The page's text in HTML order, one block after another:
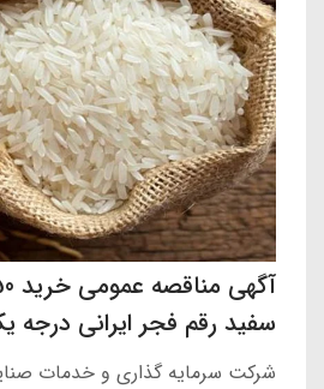
سفید رقم فجر ایرانی درجه
شرکت سرمایه گذاری و خدمات